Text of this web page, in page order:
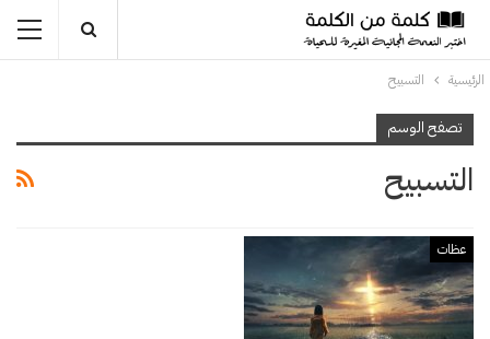
الرئيسية التسبيح
تصفح الوسم
التسبيح
عظات